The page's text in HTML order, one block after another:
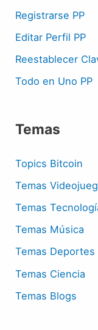
Registrarse PP
Editar Perfil PP
Reestablecer
Todo en Uno PP
Temas
Topics Bitcoin
Temas
Temas
Temas Música
Temas Deportes
Temas Ciencia
Temas Blogs